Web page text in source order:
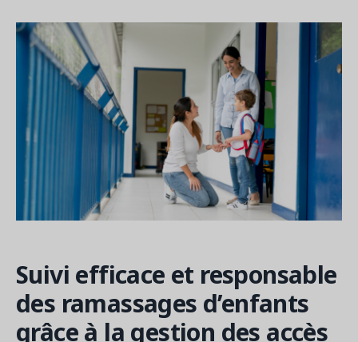
Suivi efficace et responsable
des ramassages d’enfants
grâce à la gestion des accès